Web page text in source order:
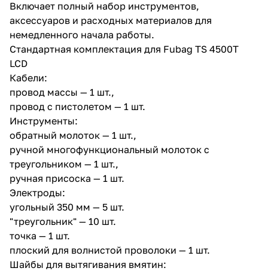
Включает полный набор инструментов,
аксессуаров и расходных материалов для
немедленного начала работы.
Стандартная комплектация для Fubag TS 4500T
LCD
Кабели:
провод массы — 1 шт.,
провод с пистолетом — 1 шт.
Инструменты:
обратный молоток — 1 шт.,
ручной многофункциональный молоток с
треугольником — 1 шт.,
ручная присоска — 1 шт.
Электроды:
угольный 350 мм — 5 шт.
"треугольник" — 10 шт.
точка — 1 шт.
плоский для волнистой проволоки — 1 шт.
Шайбы для вытягивания вмятин: